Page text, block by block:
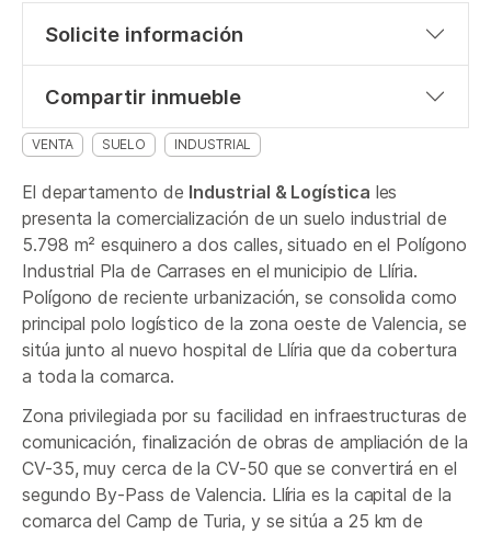
Solicite información
Compartir inmueble
VENTA SUELO INDUSTRIAL
El departamento de Industrial & Logística les
presenta la comercialización de un suelo industrial de
5.798 m² esquinero a dos calles, situado en el Polígono
Industrial Pla de Carrases en el municipio de Llíria.
Polígono de reciente urbanización, se consolida como
principal polo logístico de la zona oeste de Valencia, se
sitúa junto al nuevo hospital de Llíria que da cobertura
a toda la comarca.
Zona privilegiada por su facilidad en infraestructuras de
comunicación, finalización de obras de ampliación de la
CV-35, muy cerca de la CV-50 que se convertirá en el
segundo By-Pass de Valencia. Llíria es la capital de la
comarca del Camp de Turia, y se sitúa a 25 km de